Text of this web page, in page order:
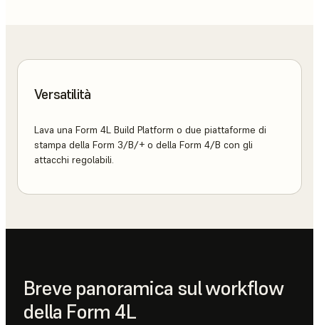
Versatilità
Lava una Form 4L Build Platform o due piattaforme di
stampa della Form 3/B/+ o della Form 4/B con gli
attacchi regolabili.
Breve panoramica sul workflow
della Form 4L